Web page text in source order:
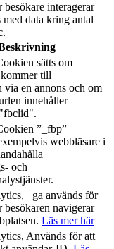
interagerar
data kring antal
sätts om
till
via en annons och om
innehåller
”_fbp”
webbläsare i
och
_ga används för
besökaren navigerar
Läs mer här
Används för att